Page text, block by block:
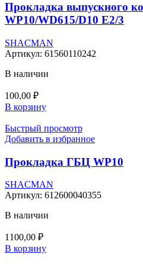
Прокладка выпускного
WP10/WD615/D10 E2/3
SHACMAN
Артикул: 61560110242
В наличии
100,00 ₽
В корзину
Быстрый просмотр
Добавить в избранное
Прокладка ГБЦ WP10
SHACMAN
Артикул: 612600040355
В наличии
1100,00 ₽
В корзину